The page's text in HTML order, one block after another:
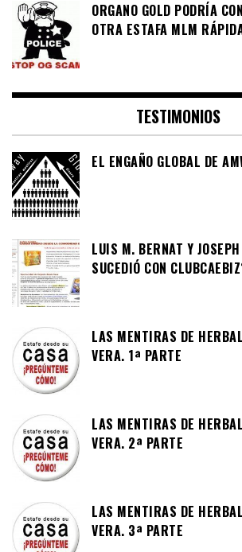
ORGANO GOLD PODRÍA
OTRA ESTAFA MLM
TESTIMONIOS
EL ENGAÑO GLOBAL DE
LUIS M. BERNAT Y
SUCEDIÓ CON
LAS MENTIRAS DE
VERA. 1ª PARTE
LAS MENTIRAS DE
VERA. 2ª PARTE
LAS MENTIRAS DE
VERA. 3ª PARTE